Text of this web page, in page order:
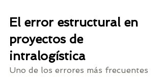
El error estructural en
proyectos de
intralogística
Uno de los errores más frecuentes